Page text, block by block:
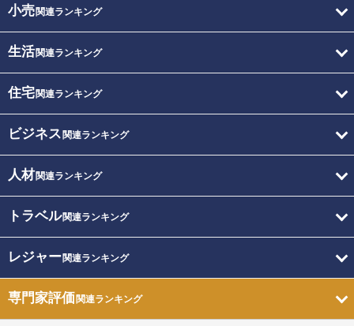
小売関連ランキング
生活関連ランキング
住宅関連ランキング
ビジネス 関連ランキング
人材関連ランキング
トラベル関連ランキング
レジャー関連ランキング
専門家評価関連ランキング